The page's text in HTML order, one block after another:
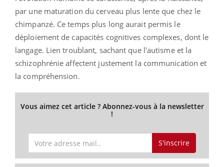
par une maturation du cerveau plus lente que chez le
chimpanzé. Ce temps plus long aurait permis le
déploiement de capacités cognitives complexes, dont le
langage. Lien troublant, sachant que l'autisme et la
schizophrénie affectent justement la communication et
la compréhension.
Vous aimez cet article ? Abonnez-vous à la newsletter
!
S'inscrire